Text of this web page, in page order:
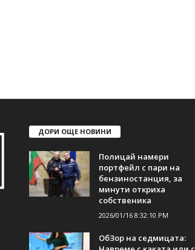
ДОРИ ОЩЕ НОВИНИ
Полицай намери
портфейл с пари на
бензиностанция, за
минути откриха
собственика
2026/01/16 8:32:10 PM
ОбЗор на седмицата: